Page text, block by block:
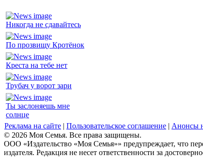
Никогда не сдавайтесь
По прозвищу Кротёнок
Креста на тебе нет
Трубач у ворот зари
Ты заслоняешь мне
солнце
Реклама на сайте | Пользовательское соглашение | Анонсы
© 2026 Моя Семья. Все права защищены.
ООО «Издательство «Моя Семья»» предупреждает, что
издателя. Редакция не несет ответственности за